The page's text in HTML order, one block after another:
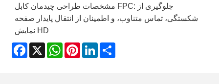
مشخصات طراحی چیدمان کابل FPC: جلوگیری از
شکستگی، تماس متناوب، و اطمینان از انتقال پایدار صفحه
نمایش HD
Facebook
X WhatsApp
PinterestLinkedIn